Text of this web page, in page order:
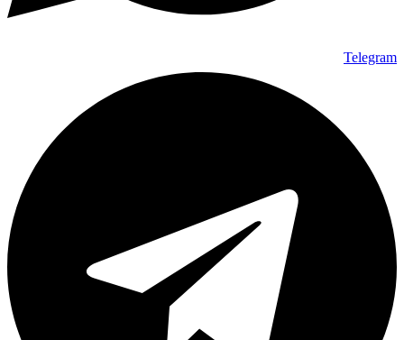
Telegram